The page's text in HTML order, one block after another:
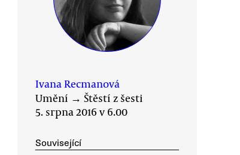
Ivana Recmanová
Umění → Štěstí z šesti
5. srpna 2016 v 6.00
Související